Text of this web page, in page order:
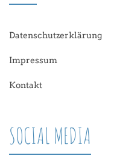
Datenschutzerklärung
Impressum
Kontakt
SOCIAL MEDIA